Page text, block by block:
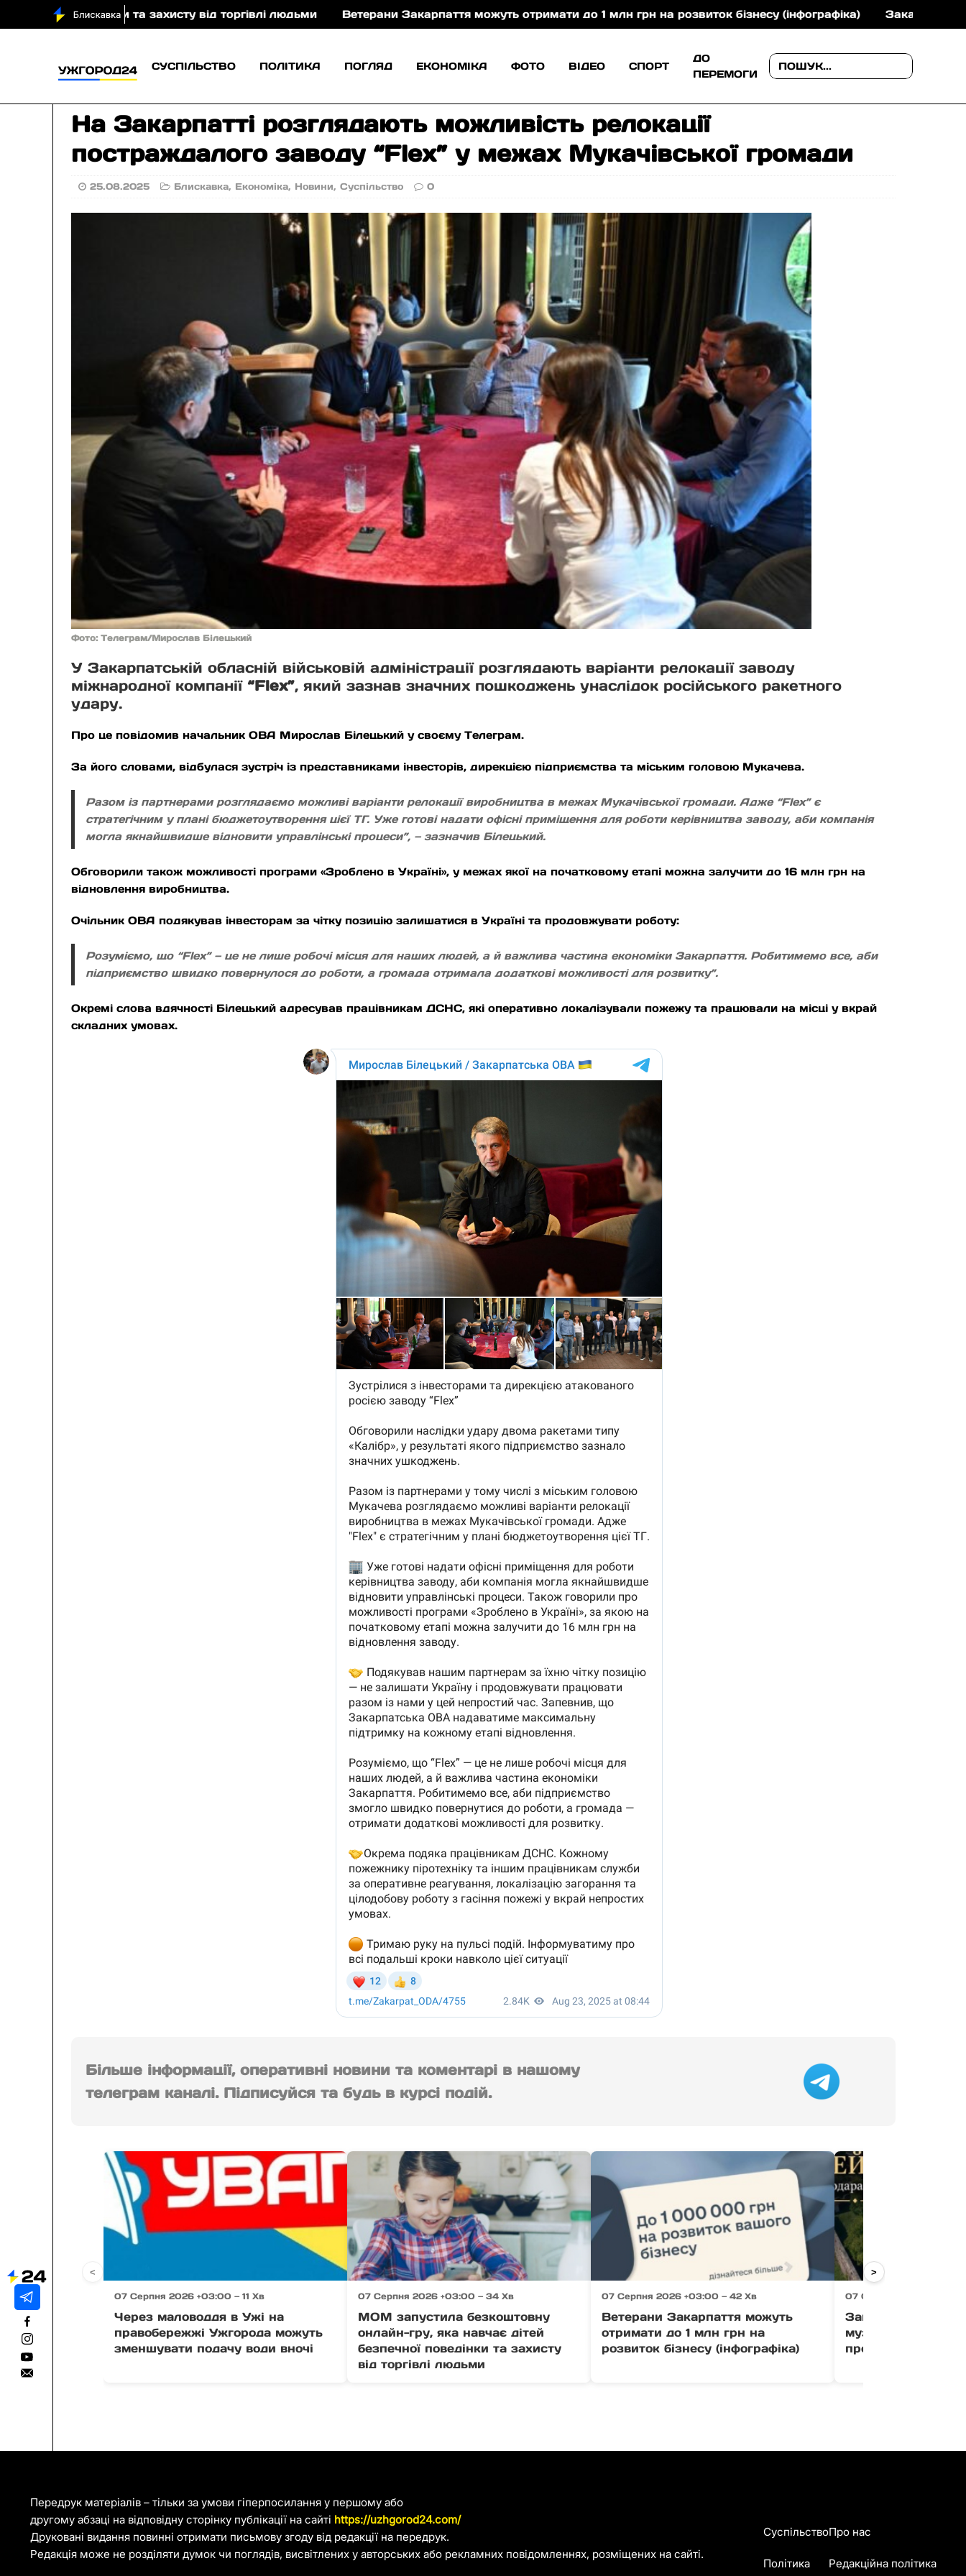
та захисту від торгівлі людьми Ветерани Закарпаття можуть отримати до 1 млн грн на розвиток бізнесу (інфографіка) Закарпатський
СУСПІЛЬСТВО ПОЛІТИКА ПОГЛЯД ЕКОНОМІКА ФОТО ВІДЕО СПОРТ
ДО
ПЕРЕМОГИ
На Закарпатті розглядають можливість релокації
постраждалого заводу “Flex” у межах Мукачівської громади
25.08.2025 Блискавка, Економіка, Новини,Суспільство 0
Фото: Телеграм/Мирослав Білецький
У Закарпатській обласній військовій адміністрації розглядають варіанти релокації заводу
міжнародної компанії“Flex”, який зазнав значних пошкоджень унаслідок російського ракетного
удару.
Про це повідомив начальник ОВА Мирослав Білецький у своєму Телеграм.
За його словами, відбулася зустріч із представниками інвесторів, дирекцією підприємства та міським головою Мукачева.
Разом із партнерами розглядаємо можливі варіанти релокації виробництва в межах Мукачівської громади. Адже “Flex” є
стратегічним у плані бюджетоутворення цієї ТГ. Уже готові надати офісні приміщення для роботи керівництва заводу, аби компанія
могла якнайшвидше відновити управлінські процеси”, — зазначив Білецький.
Обговорили також можливості програми «Зроблено в Україні», у межах якої на початковому етапі можна залучити до 16 млн грн на
відновлення виробництва.
Очільник ОВА подякував інвесторам за чітку позицію залишатися в Україні та продовжувати роботу:
Розуміємо, що “Flex” — це не лише робочі місця для наших людей, а й важлива частина економіки Закарпаття. Робитимемо все, аби
підприємство швидко повернулося до роботи, а громада отримала додаткові можливості для розвитку”.
Окремі слова вдячності Білецький адресував працівникам ДСНС, які оперативно локалізували пожежу та працювали на місці у вкрай
складних умовах.
Більше інформації, оперативні новини та коментарі в нашому
телеграм каналі. Підписуйся та будь в курсі подій.
07 Серпня 2026 +03:00 — 11 Хв
Через маловоддя в Ужі на
правобережжі Ужгорода можуть
зменшувати подачу води вночі
07 Серпня 2026 +03:00 — 34 Хв
МОМ запустила безкоштовну
онлайн-гру, яка навчає дітей
безпечної поведінки та захисту
від торгівлі людьми
07 Серпня 2026 +03:00 — 42 Хв
Ветерани Закарпаття можуть
отримати до 1 млн грн на
розвиток бізнесу (інфографіка)
07 Серпня 2026 +03:00
Закарпатський
музей долучився
програми
< >
Передрук матеріалів – тільки за умови гіперпосилання у першому або
другому абзаці на відповідну сторінку публікації на сайті https://uzhgorod24.com/
Друковані видання повинні отримати письмову згоду від редакції на передрук.
Редакція може не розділяти думок чи поглядів, висвітлених у авторських або рекламних повідомленнях, розміщених на сайті.
Суспільство
Політика
Про нас
Редакційна політика